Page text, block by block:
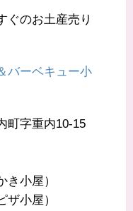
ぐのお土産売り
ーベキュー小
字重内10-15
き小屋）
屋）